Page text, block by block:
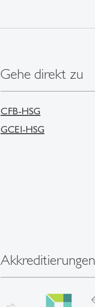
Gehe direkt zu
CFB-HSG
GCEI-HSG
Akkreditierungen